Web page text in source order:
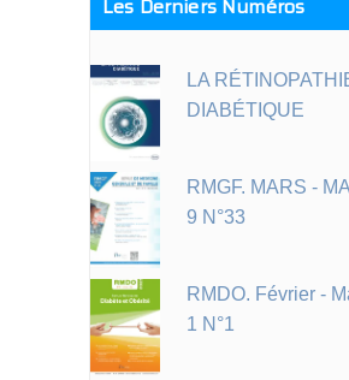
Les Derniers Numéros
LA
DIABÉTIQUE
RMGF. MARS -
9 N°33
RMDO. Février -
1 N°1